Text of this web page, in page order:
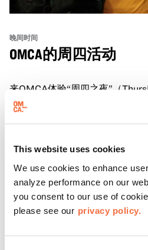
This website uses cookies
We use cookies to enhance
analyze performance on our
you consent to our use of
please see our privacy policy.
晚间时间
OMCA的周四活动
来OMCA体验“周四之夜”（
一次的博物馆之夜，尽享鸡尾酒
在米歇尔·麦奎因（Michele
探索那些在夜幕下焕发活力的展